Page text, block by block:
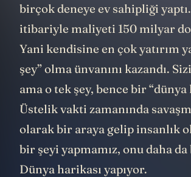
birçok deneye ev sahipliği yaptı.
itibariyle maliyeti 150 milyar
Yani kendisine en çok yatırım
şey” olma ünvanını kazandı.
ama o tek şey, bence bir “dünya
Üstelik vakti zamanında
olarak bir araya gelip insanlık
bir şeyi yapmamız, onu daha
Dünya harikası yapıyor.